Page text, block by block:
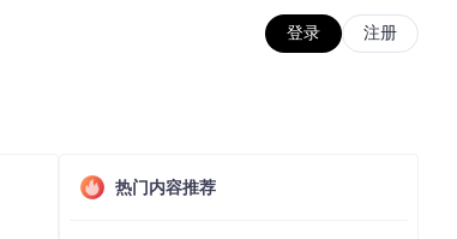
登录 注册
热门内容推荐